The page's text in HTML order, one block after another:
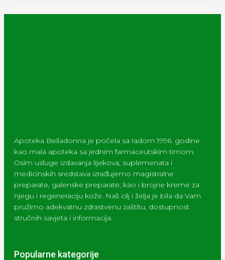
Apoteka Belladonna je počela sa radom 1996. godine
kao mala apoteka sa jednim farmaceutskim timom.
Osim usluge izdavanja lijekova, suplemenata i
medicinskih sredstava izrađujemo magistralne
preparate, galenske preparate, kao i brojne kreme za
njegu i regeneraciju kože. Naš cilj i želja je bila da Vam
pružimo adekvatnu zdrastvenu zaštitu, dostupnost
stručnih savjeta i informacija.
Popularne kategorije